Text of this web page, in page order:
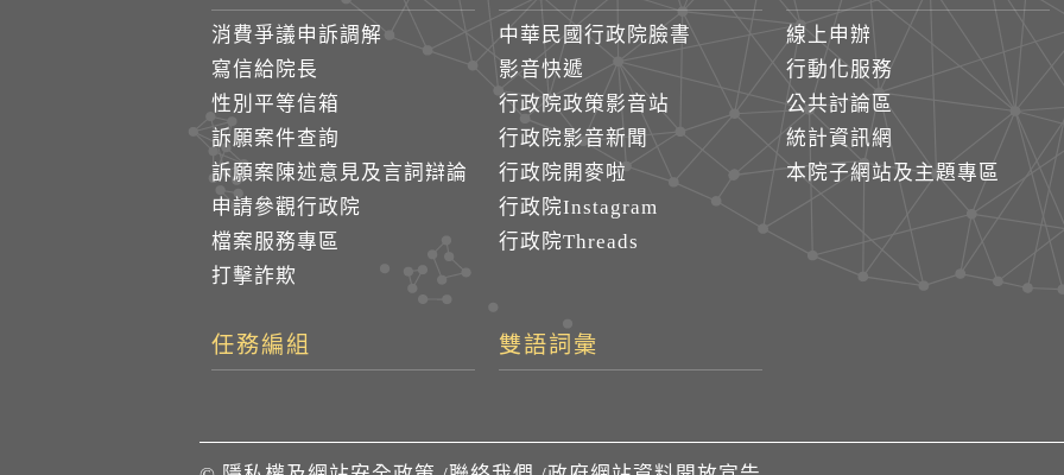
消費爭議申訴調解
寫信給院長
性別平等信箱
訴願案件查詢
訴願案陳述意見及言詞辯論
申請參觀行政院
檔案服務專區
打擊詐欺
中華民國行政院臉書
影音快遞
行政院政策影音站
行政院影音新聞
行政院開麥啦
行政院Instagram
行政院Threads
線上申辦
行動化服務
公共討論區
統計資訊網
本院子網站及主題專區
任務編組 雙語詞彙